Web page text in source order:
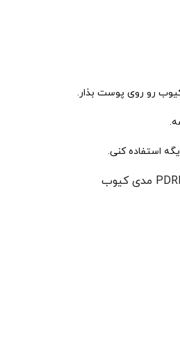
استفاده کنی.